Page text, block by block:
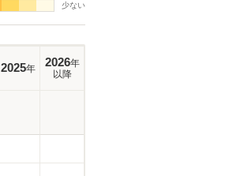
少ない
2025年 2026年
以降